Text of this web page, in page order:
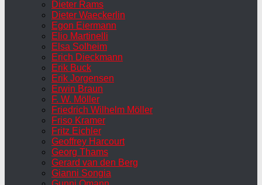
Dieter Rams
Dieter Waeckerlin
Egon Eiermann
Elio Martinelli
Elsa Solheim
Erich Dieckmann
Erik Buck
Erik Jorgensen
Erwin Braun
F. W. Möller
Friedrich Wilhelm Möller
Friso Kramer
Fritz Eichler
Geoffrey Harcourt
Georg Thams
Gerard van den Berg
Gianni Songia